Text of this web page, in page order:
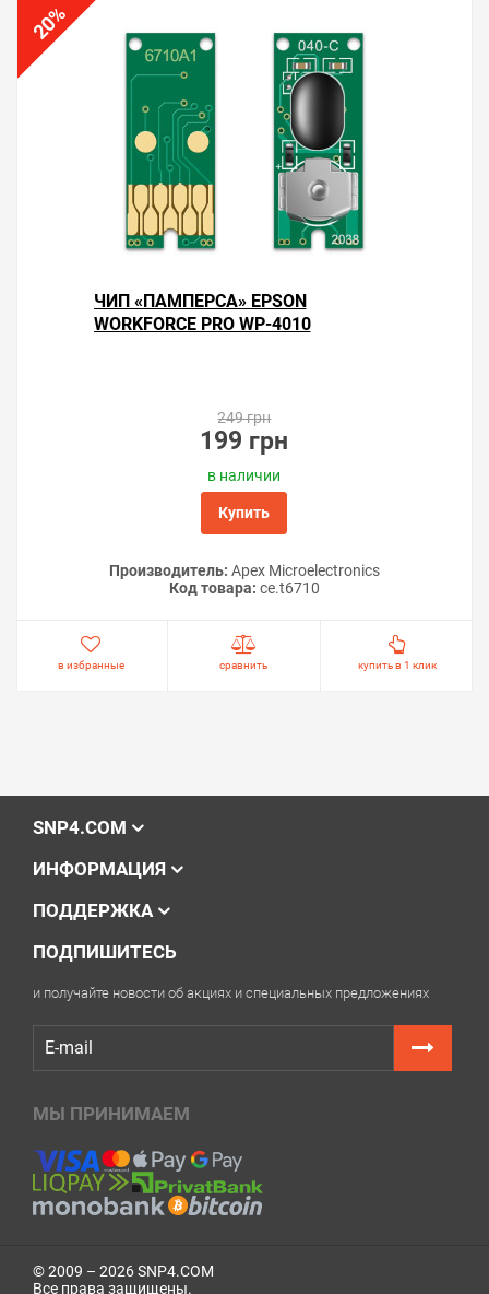
20
%
ЧИП «ПАМПЕРСА» EPSON
WORKFORCE PRO WP-4010
249 грн
199 грн
в наличии
Купить
Производитель: Apex Microelectronics
Код товара: ce.t6710
в избранные сравнить купить в 1 клик
SNP4.COM
ИНФОРМАЦИЯ
ПОДДЕРЖКА
ПОДПИШИТЕСЬ
и получайте новости об акциях и специальных предложениях
МЫ ПРИНИМАЕМ
© 2009 – 2026 SNP4.COM
Все права защищены.